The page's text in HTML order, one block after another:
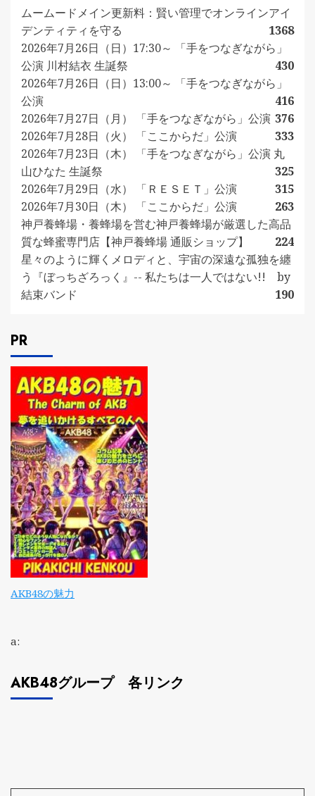
ムームードメイン更新料：賢い管理でオンラインアイ
デンティティを守る
1368
2026年7月26日（日）17:30～ 「手をつなぎながら」
公演 川村結衣 生誕祭
430
2026年7月26日（日）13:00～ 「手をつなぎながら」
公演
416
2026年7月27日（月） 「手をつなぎながら」公演 376
2026年7月28日（火） 「ここからだ」公演
333
2026年7月23日（木） 「手をつなぎながら」公演 丸
山ひなた 生誕祭
325
2026年7月29日（水） 「ＲＥＳＥＴ」公演
315
2026年7月30日（木） 「ここからだ」公演
263
神戸養蜂場・養蜂場を営む神戸養蜂場が厳選した高品
質な蜂蜜専門店【神戸養蜂場 通販ショップ】
224
星々のように輝くメロディと、宇宙の深遠な孤独を纏
う『ぼっちざろっく』-- 私たちは一人ではない!! by
結束バンド
190
PR
AKB48の魅力
a:
AKB48グループ 各リンク